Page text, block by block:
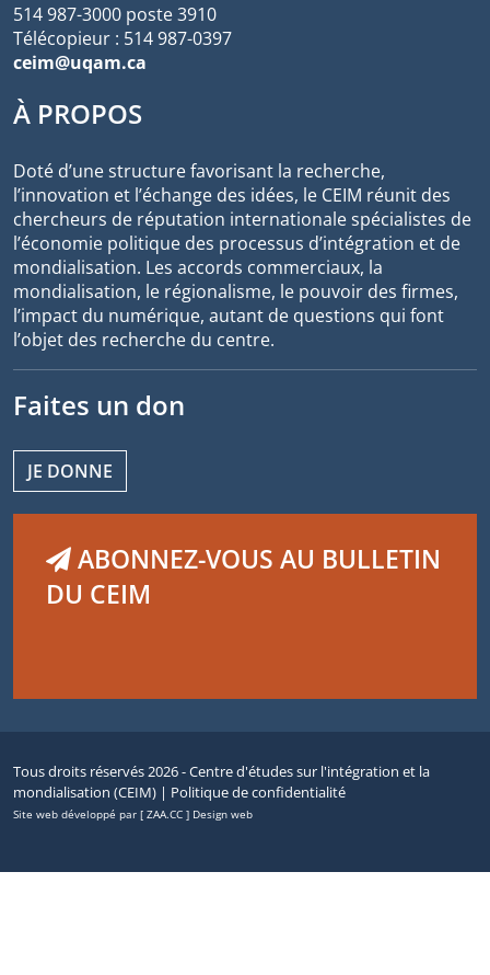
514 987-3000 poste 3910
Télécopieur : 514 987-0397
ceim@uqam.ca
À PROPOS
Doté d’une structure favorisant la recherche,
l’innovation et l’échange des idées, le CEIM réunit des
chercheurs de réputation internationale spécialistes de
l’économie politique des processus d’intégration et de
mondialisation. Les accords commerciaux, la
mondialisation, le régionalisme, le pouvoir des firmes,
l’impact du numérique, autant de questions qui font
l’objet des recherche du centre.
Faites un don
JE DONNE
ABONNEZ-VOUS AU BULLETIN
DU CEIM
Tous droits réservés 2026 - Centre d'études sur l'intégration et la
mondialisation (CEIM) | Politique de confidentialité
Site web développé par [ ZAA.CC ] Design web